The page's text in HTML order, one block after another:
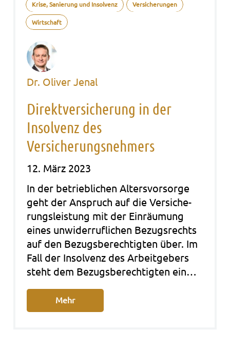
Krise, Sanierung und Insolvenz Versicherungen
Wirtschaft
Dr. Oliver Jenal
Direktversicherung in der
Insolvenz des
Versicherungsnehmers
12. März 2023
In der betrieb­li­chen Alters­vor­sor­ge
geht der Anspruch auf die Ver­si­che­
rungs­leis­tung mit der Ein­räu­mung
eines unwi­der­ruf­li­chen Bezugs­rechts
auf den Bezugs­be­rech­tig­ten über. Im
Fall der Insolvenz des Arbeit­ge­bers
steht dem Bezugs­be­rech­tig­ten ein…
Mehr